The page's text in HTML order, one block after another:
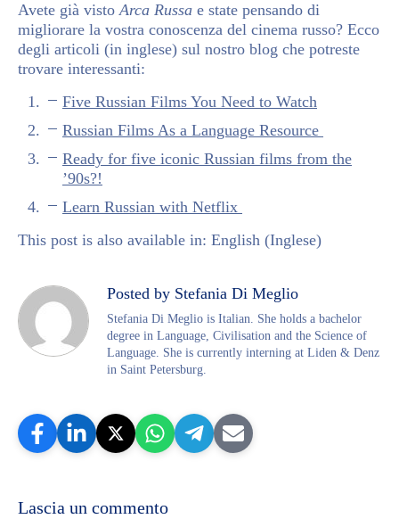
Avete già vistoArca Russa e state pensando di
migliorare la vostra conoscenza del cinema russo? Ecco
degli articoli (in inglese) sul nostro blog che potreste
trovare interessanti:
Five Russian Films You Need to Watch
Russian Films As a Language Resource
Ready for five iconic Russian films from the
’90s?!
Learn Russian with Netflix
This post is also available in: English (Inglese)
Posted by Stefania Di Meglio
Stefania Di Meglio is Italian. She holds a bachelor
degree in Language, Civilisation and the Science of
Language. She is currently interning at Liden & Denz
in Saint Petersburg.
Lascia un commento